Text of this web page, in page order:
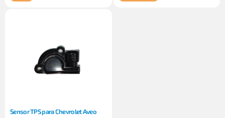
Sensor TPS para Chevrolet Aveo